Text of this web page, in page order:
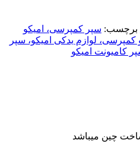
برچسب: سپر کمپرسی، امیکو
کمپرسی، لوازم یدکی امیکو، سپر
کامیونت امیکو
چین میباشد